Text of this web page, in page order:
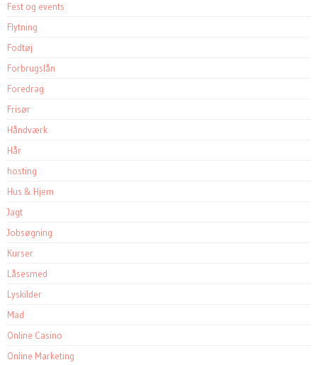
Fest og events
Flytning
Fodtøj
Forbrugslån
Foredrag
Frisør
Håndværk
Hår
hosting
Hus & Hjem
Jagt
Jobsøgning
Kurser
Låsesmed
Lyskilder
Mad
Online Casino
Online Marketing